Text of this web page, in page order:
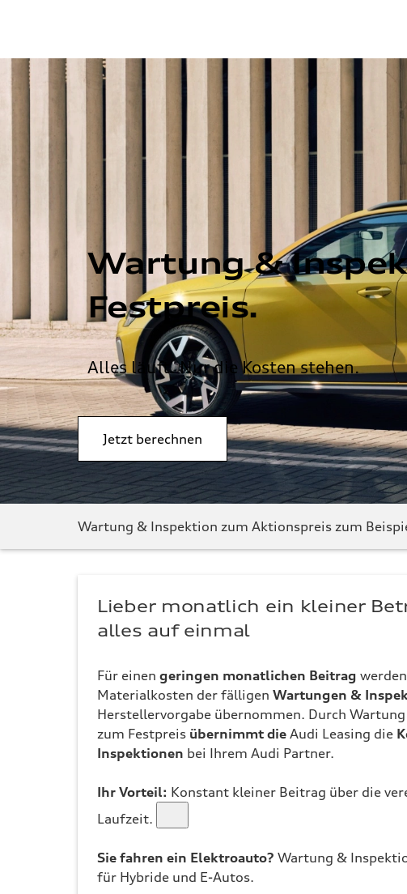
Wartung &
Festpreis.
Alles läuft. Nur die Kosten stehen.
Jetzt berechnen
Audi
Maintenance
Wartung & Inspektion zum Aktionspreis zum
Lieber monatlich ein kleiner
alles auf einmal
Für einen geringen monatlichen Beitrag
Materialkosten der fälligen Wartungen &
Herstellervorgabe übernommen. Durch
zum Festpreis übernimmt die Audi Leasing die
Inspektionen bei Ihrem Audi Partner.
Ihr Vorteil: Konstant kleiner Beitrag über die
Laufzeit.
Sie fahren ein Elektroauto? Wartung &
für Hybride und E-Autos.